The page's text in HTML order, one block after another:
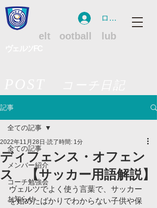
ログイン
elt ootball lub
記事
全ての記事
メンバー紹介
コーチ勉強会
お知らせ
全ての記事
ディフェンス・オフェン
ス 【サッカー用語解説】
2022年11月28日 読了時間: 1分
ヴェルツでよく使う言葉で、サッカー
を始めたばかりでわからない子供や保